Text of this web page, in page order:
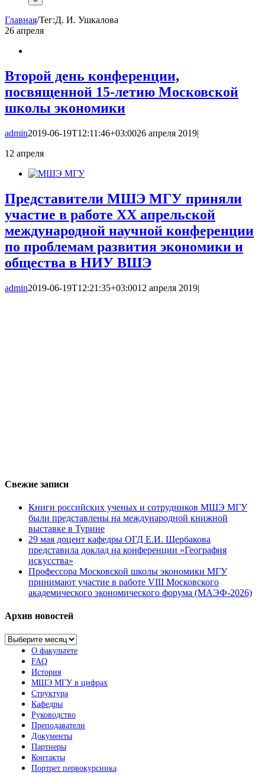
Главная/Тег:Д. И. Ушкалова
26 апреля
Второй день конференции,
посвященной 15-летию Московской
школы экономики
admin2019-06-19T12:11:46+03:0026 апреля 2019|
12 апреля
Представители МШЭ МГУ приняли
участие в работе XX апрельской
международной научной конференции
по проблемам развития экономики и
общества в НИУ ВШЭ
admin2019-06-19T12:21:35+03:0012 апреля 2019|
Свежие записи
Книги российских ученых и сотрудников МШЭ МГУ
были представлены на международной книжной
выставке в Турине
29 мая доцент кафедры ОГД Е.И. Щербакова
представила доклад на конференции «География
искусства»
Профессора Московской школы экономики МГУ
принимают участие в работе VIII Московского
академического экономического форума (МАЭФ-2026)
Архив новостей
Архив
новостейО факультете
FAQ
История
МШЭ МГУ в цифрах
Структура
Кафедры
Руководство
Преподаватели
Документы
Партнеры
Контакты
Портрет первокурсника